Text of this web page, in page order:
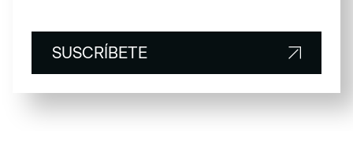
SUSCRÍBETE
SUSCRÍBETE